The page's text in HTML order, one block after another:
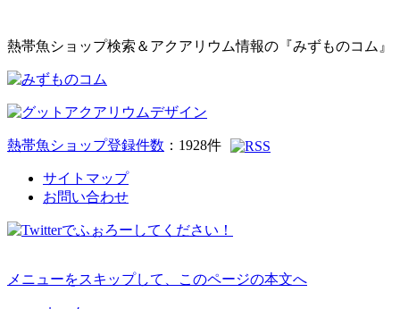
熱帯魚ショップ検索＆アクアリウム情報の『みずものコム』
熱帯魚ショップ登録件数 ： 1928件
サイトマップ
お問い合わせ
メニューをスキップして、このページの本文へ